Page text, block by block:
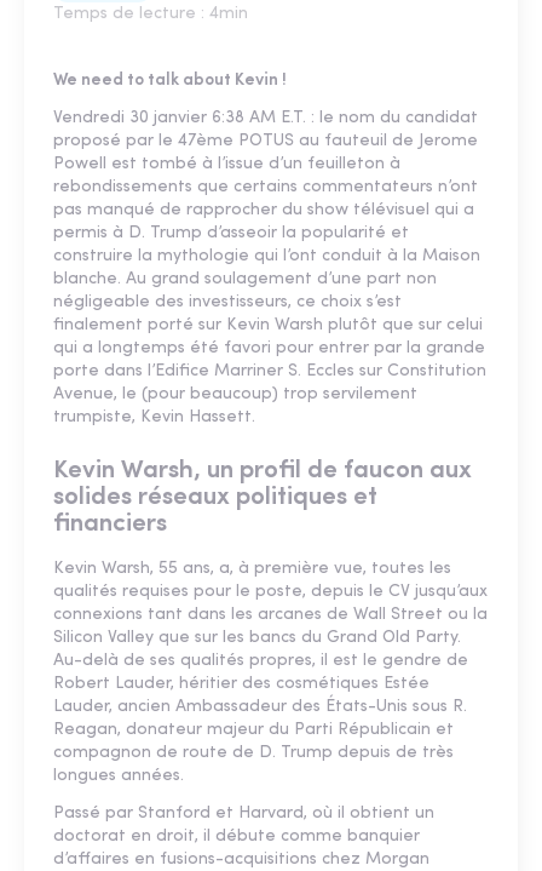
Temps de lecture : 4min
We need to talk about Kevin !
Vendredi 30 janvier 6:38 AM E.T. : le nom du candidat
proposé par le 47ème POTUS au fauteuil de Jerome
Powell est tombé à l’issue d’un feuilleton à
rebondissements que certains commentateurs n’ont
pas manqué de rapprocher du show télévisuel qui a
permis à D. Trump d’asseoir la popularité et
construire la mythologie qui l’ont conduit à la Maison
blanche. Au grand soulagement d’une part non
négligeable des investisseurs, ce choix s’est
finalement porté sur Kevin Warsh plutôt que sur celui
qui a longtemps été favori pour entrer par la grande
porte dans l’Edifice Marriner S. Eccles sur Constitution
Avenue, le (pour beaucoup) trop servilement
trumpiste, Kevin Hassett.
Kevin Warsh, un profil de faucon aux
solides réseaux politiques et
financiers
Kevin Warsh, 55 ans, a, à première vue, toutes les
qualités requises pour le poste, depuis le CV jusqu’aux
connexions tant dans les arcanes de Wall Street ou la
Silicon Valley que sur les bancs du Grand Old Party.
Au-delà de ses qualités propres, il est le gendre de
Robert Lauder, héritier des cosmétiques Estée
Lauder, ancien Ambassadeur des États-Unis sous R.
Reagan, donateur majeur du Parti Républicain et
compagnon de route de D. Trump depuis de très
longues années.
Passé par Stanford et Harvard, où il obtient un
doctorat en droit, il débute comme banquier
d’affaires en fusions-acquisitions chez Morgan